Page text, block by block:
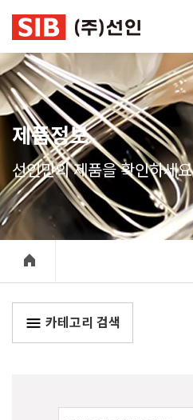
제품정보
선인만의 제품을 확인하세요
카테고리 검색